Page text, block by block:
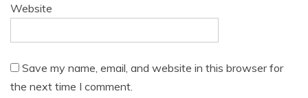
Website
Save my name, email, and website in this browser for
the next time I comment.